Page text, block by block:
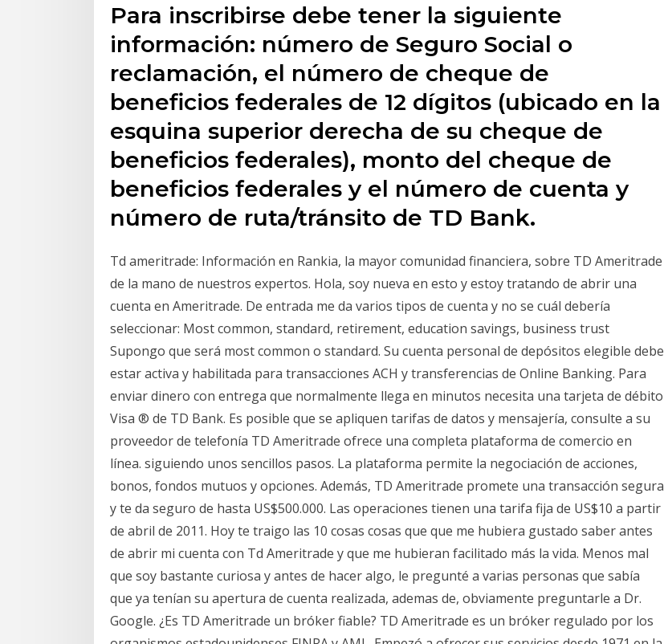
Para inscribirse debe tener la siguiente
información: número de Seguro Social o
reclamación, el número de cheque de
beneficios federales de 12 dígitos (ubicado en la
esquina superior derecha de su cheque de
beneficios federales), monto del cheque de
beneficios federales y el número de cuenta y
número de ruta/tránsito de TD Bank.
Td ameritrade: Información en Rankia, la mayor comunidad financiera, sobre TD Ameritrade
de la mano de nuestros expertos. Hola, soy nueva en esto y estoy tratando de abrir una
cuenta en Ameritrade. De entrada me da varios tipos de cuenta y no se cuál debería
seleccionar: Most common, standard, retirement, education savings, business trust
Supongo que será most common o standard. Su cuenta personal de depósitos elegible debe
estar activa y habilitada para transacciones ACH y transferencias de Online Banking. Para
enviar dinero con entrega que normalmente llega en minutos necesita una tarjeta de débito
Visa ® de TD Bank. Es posible que se apliquen tarifas de datos y mensajería, consulte a su
proveedor de telefonía TD Ameritrade ofrece una completa plataforma de comercio en
línea. siguiendo unos sencillos pasos. La plataforma permite la negociación de acciones,
bonos, fondos mutuos y opciones. Además, TD Ameritrade promete una transacción segura
y te da seguro de hasta US$500.000. Las operaciones tienen una tarifa fija de US$10 a partir
de abril de 2011. Hoy te traigo las 10 cosas cosas que que me hubiera gustado saber antes
de abrir mi cuenta con Td Ameritrade y que me hubieran facilitado más la vida. Menos mal
que soy bastante curiosa y antes de hacer algo, le pregunté a varias personas que sabía
que ya tenían su apertura de cuenta realizada, ademas de, obviamente preguntarle a Dr.
Google. ¿Es TD Ameritrade un bróker fiable? TD Ameritrade es un bróker regulado por los